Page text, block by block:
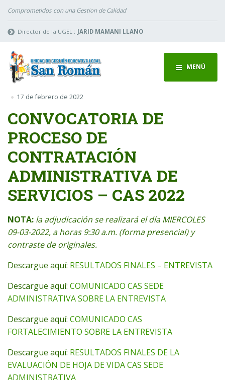
Comprometidos con una Gestion de Calidad
Director de la UGEL : JARID MAMANI LLANO
MENÚ
17 de febrero de 2022
CONVOCATORIA DE
PROCESO DE
CONTRATACIÓN
ADMINISTRATIVA DE
SERVICIOS – CAS 2022
NOTA: la adjudicación se realizará el día MIERCOLES
09-03-2022, a horas 9:30 a.m. (forma presencial) y
contraste de originales.
Descargue aquí: RESULTADOS FINALES – ENTREVISTA
Descargue aquí: COMUNICADO CAS SEDE
ADMINISTRATIVA SOBRE LA ENTREVISTA
Descargue aquí: COMUNICADO CAS
FORTALECIMIENTO SOBRE LA ENTREVISTA
Descargue aquí: RESULTADOS FINALES DE LA
EVALUACIÓN DE HOJA DE VIDA CAS SEDE
ADMINISTRATIVA